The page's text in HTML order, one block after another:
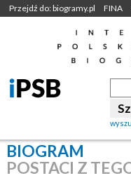
Przejdź do: biogramy.pl FINA
BIOGRAM
POSTACI Z